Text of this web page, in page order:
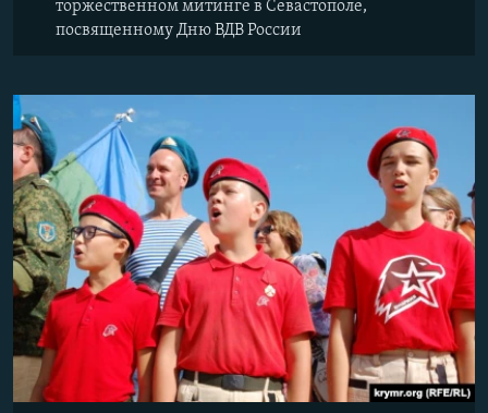
торжественном митинге в Севастополе,
посвященному Дню ВДВ России